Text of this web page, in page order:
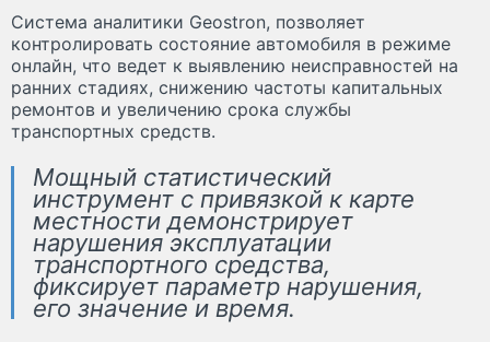
Система аналитики Geostron, позволяет
контролировать состояние автомобиля в режиме
онлайн, что ведет к выявлению неисправностей на
ранних стадиях, снижению частоты капитальных
ремонтов и увеличению срока службы
транспортных средств.
Мощный статистический
инструмент с привязкой к карте
местности демонстрирует
нарушения эксплуатации
транспортного средства,
фиксирует параметр нарушения,
его значение и время.